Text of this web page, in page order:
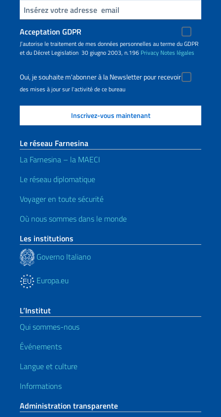
Insert your email
Acceptation GDPR
J’autorise le traitement de mes données personnelles au terme du GDPR
et du Décret Legislation 30 giugno 2003, n.196 Privacy Notes légales
Oui, je souhaite m'abonner à la Newsletter pour recevoir
des mises à jour sur l'activité de ce bureau
Le réseau Farnesina
La Farnesina – la MAECI
Le réseau diplomatique
Voyager en toute sécurité
Où nous sommes dans le monde
Les institutions
Governo Italiano
Europa.eu
L’Institut
Qui sommes-nous
Événements
Langue et culture
Informations
Administration transparente